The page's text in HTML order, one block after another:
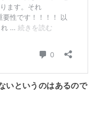
いというのはあるので